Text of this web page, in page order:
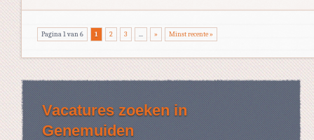
Pagina 1 van 6 1 2 3 ... » Minst recente »
Vacatures zoeken in
Genemuiden